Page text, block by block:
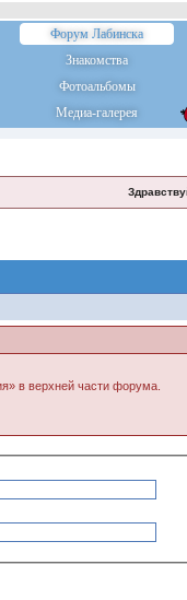
Форум Лабинска
Знакомства
Фотоальбомы
Медиа-галерея
в верхней части форума.